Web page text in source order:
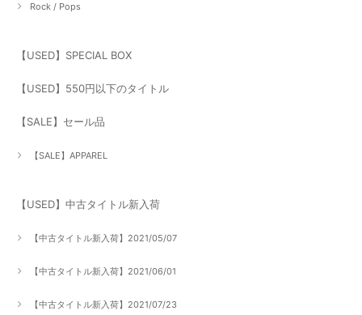
Rock / Pops
【USED】SPECIAL BOX
【USED】550円以下のタイトル
【SALE】セール品
【SALE】APPAREL
【USED】中古タイトル新入荷
【中古タイトル新入荷】2021/05/07
【中古タイトル新入荷】2021/06/01
【中古タイトル新入荷】2021/07/23